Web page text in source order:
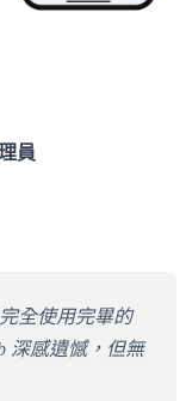
員
全使用完畢的
深感遺憾，但無